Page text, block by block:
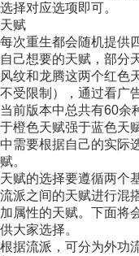
选择对应选项即可。
天赋
每次重生都会随机提供
自己想要的天赋，部分
风纹和龙腾这两个红色
不受限制），通过看广
当前版本中总共有60余
于橙色天赋强于蓝色天
中需要根据自己的实际
赋。
天赋的选择要遵循两个
流派之间的天赋进行混
加属性的天赋。下面将
供大家选择。
根据流派，可分为外功